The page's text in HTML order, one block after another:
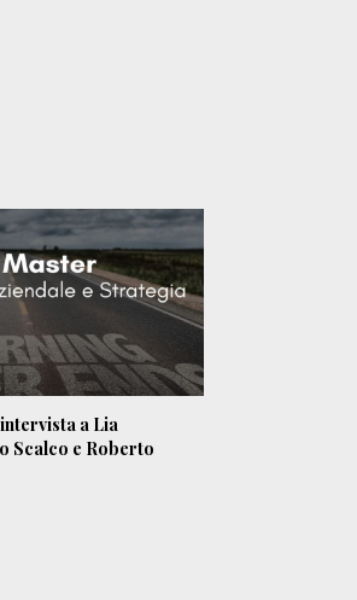
a Lia
Scalco e Roberto